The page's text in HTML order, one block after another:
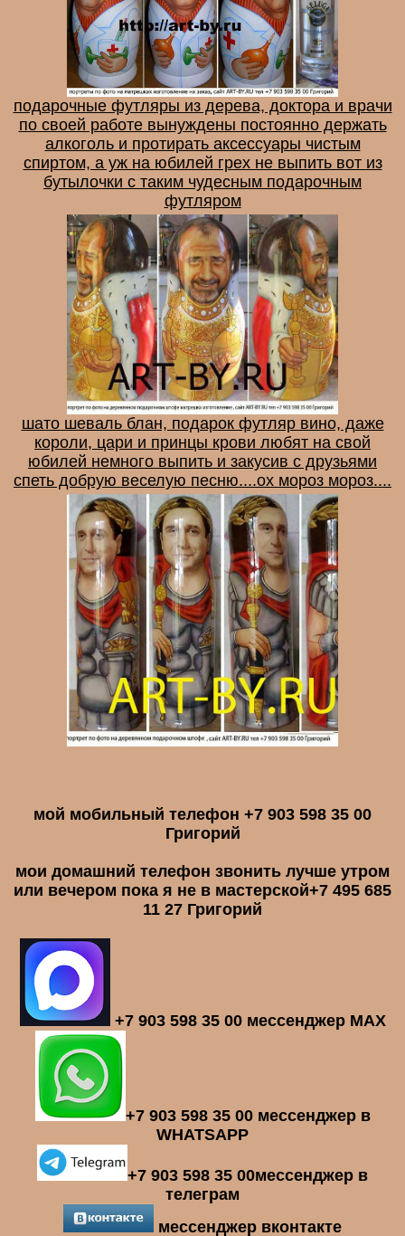
подарочные футляры из дерева, доктора и врачи
по своей работе вынуждены постоянно держать
алкоголь и протирать аксессуары чистым
спиртом, а уж на юбилей грех не выпить вот из
бутылочки с таким чудесным подарочным
футляром
шато шеваль блан, подарок футляр вино, даже
короли, цари и принцы крови любят на свой
юбилей немного выпить и закусив с друзьями
спеть добрую веселую песню....ох мороз мороз....
мой мобильный телефон +7 903 598 35 00
Григорий
мои домашний телефон звонить лучше утром
или вечером пока я не в мастерской+7 495 685
11 27 Григорий
+7 903 598 35 00 мессенджер MAX
+7 903 598 35 00 мессенджер в
WHATSAPP
+7 903 598 35 00мессенджер в
телеграм
мессенджер вконтакте